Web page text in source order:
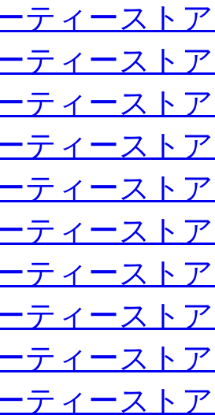
ティースト
ティースト
ティースト
ティースト
ティースト
ティースト
ティースト
ティースト
ティースト
ティースト